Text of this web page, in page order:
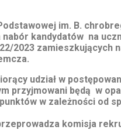
im. B.
kandydatów na
2023 zamieszkujących
udział w
przyjmowani będą w
w zależności od
komisja